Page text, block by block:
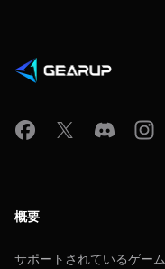
概要
サポートされているゲーム